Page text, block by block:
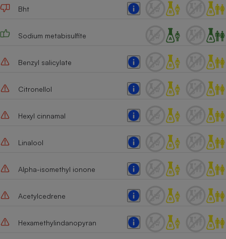
Bht
Sodium metabisulfite
Benzyl salicylate
Citronellol
Hexyl cinnamal
Linalool
Alpha-isomethyl ionone
Acetylcedrene
Hexamethylindanopyran